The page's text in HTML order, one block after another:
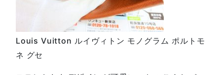
Louis Vuitton ルイヴィトン モノグラム ポルトモ
ネ グセ